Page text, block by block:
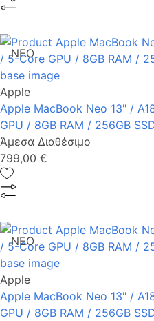
Apple
Apple MacBook Neo 13" /
GPU / 8GB RAM / 256GB
Άμεσα Διαθέσιμο
799,00 €
ΝΕΟ
Apple
Apple MacBook Neo 13" /
GPU / 8GB RAM / 256GB
ΝΕΟ